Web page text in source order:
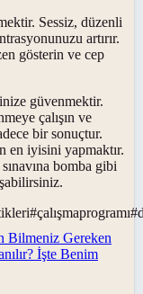
Sessiz, düzenli
artırır.
gösterin ve cep
güvenmektir.
çalışın ve
bir sonuçtur.
en iyisini yapmaktır.
bomba gibi
#çalışmaprogramı#
Bilmeniz Gereken
İşte Benim